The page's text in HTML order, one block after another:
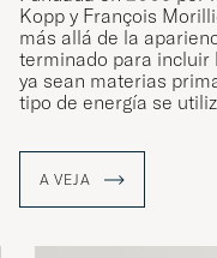
Kopp y François
más allá de la
terminado para incluir
ya sean materias
tipo de energía se
A VEJA